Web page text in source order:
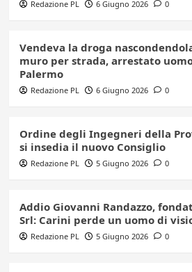
Redazione PL 6 Giugno 2026 0
Vendeva la droga
muro per strada, arrestato
Palermo
Redazione PL 6 Giugno 2026 0
Ordine degli Ingegneri della
si insedia il nuovo Consiglio
Redazione PL 5 Giugno 2026 0
Addio Giovanni Randazzo,
Srl: Carini perde un uomo di
Redazione PL 5 Giugno 2026 0